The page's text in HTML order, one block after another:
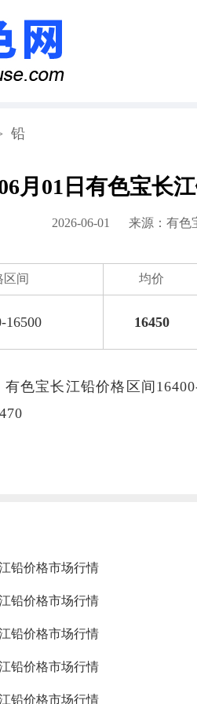
铅
月01日有色宝长
2026-06-01 来源： 有色
区间 均价
16500 16450
有色宝长江铅价格区间
铅价格市场行情
铅价格市场行情
铅价格市场行情
铅价格市场行情
铅价格市场行情